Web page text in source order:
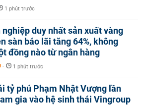
1 phút trước
nghiệp duy nhất sản xuất vàng
sàn báo lãi tăng 64%, không
đồng nào từ ngân hàng
- 1 phút trước
tỷ phú Phạm Nhật Vượng lần
gia vào hệ sinh thái Vingroup